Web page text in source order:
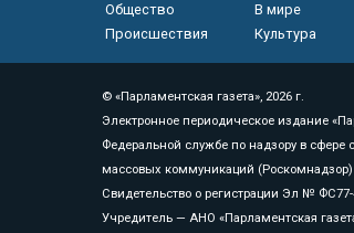
Общество
В мире
Происшествия
Культура
© «Парламентская газета», 2026 г.
Электронное периодическое издание
Федеральной службе по надзору в
массовых коммуникаций (Роскомнадзор)
Свидетельство о регистрации Эл № ФС77-
Учредитель — АНО «Парламентская